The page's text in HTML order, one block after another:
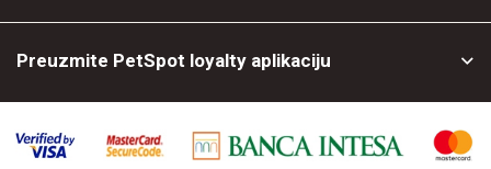
Preuzmite PetSpot loyalty aplikaciju